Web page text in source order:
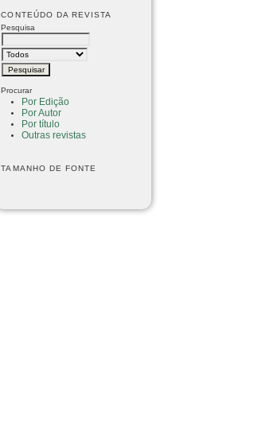
CONTEÚDO DA REVISTA
Pesquisa
Procurar
Por Edição
Por Autor
Por título
Outras revistas
TAMANHO DE FONTE